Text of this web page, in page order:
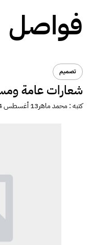
فواصل
تصميم
شعارات عامة
كتبه :محمد ماهر13 أغسطس 2014